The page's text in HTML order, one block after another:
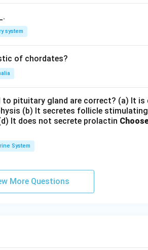
system
of chordates?
pituitary gland are correct? (a) It is
(b) It secretes follicle
It does not secrete prolactin
System
More Questions